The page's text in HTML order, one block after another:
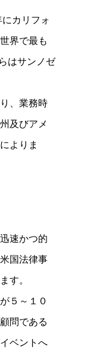
カリフォ
界で最も
はサンノゼ
、業務時
及びアメ
よりま
速かつ的
国法律事
す。
５～１０
問である
ベントへ